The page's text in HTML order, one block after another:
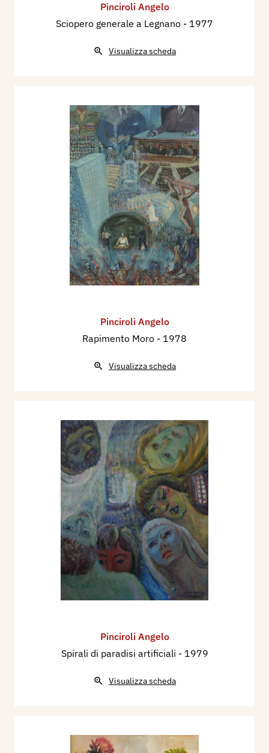
Pinciroli Angelo
Sciopero generale a Legnano - 1977
Visualizza scheda
Pinciroli Angelo
Rapimento Moro - 1978
Visualizza scheda
Pinciroli Angelo
Spirali di paradisi artificiali - 1979
Visualizza scheda